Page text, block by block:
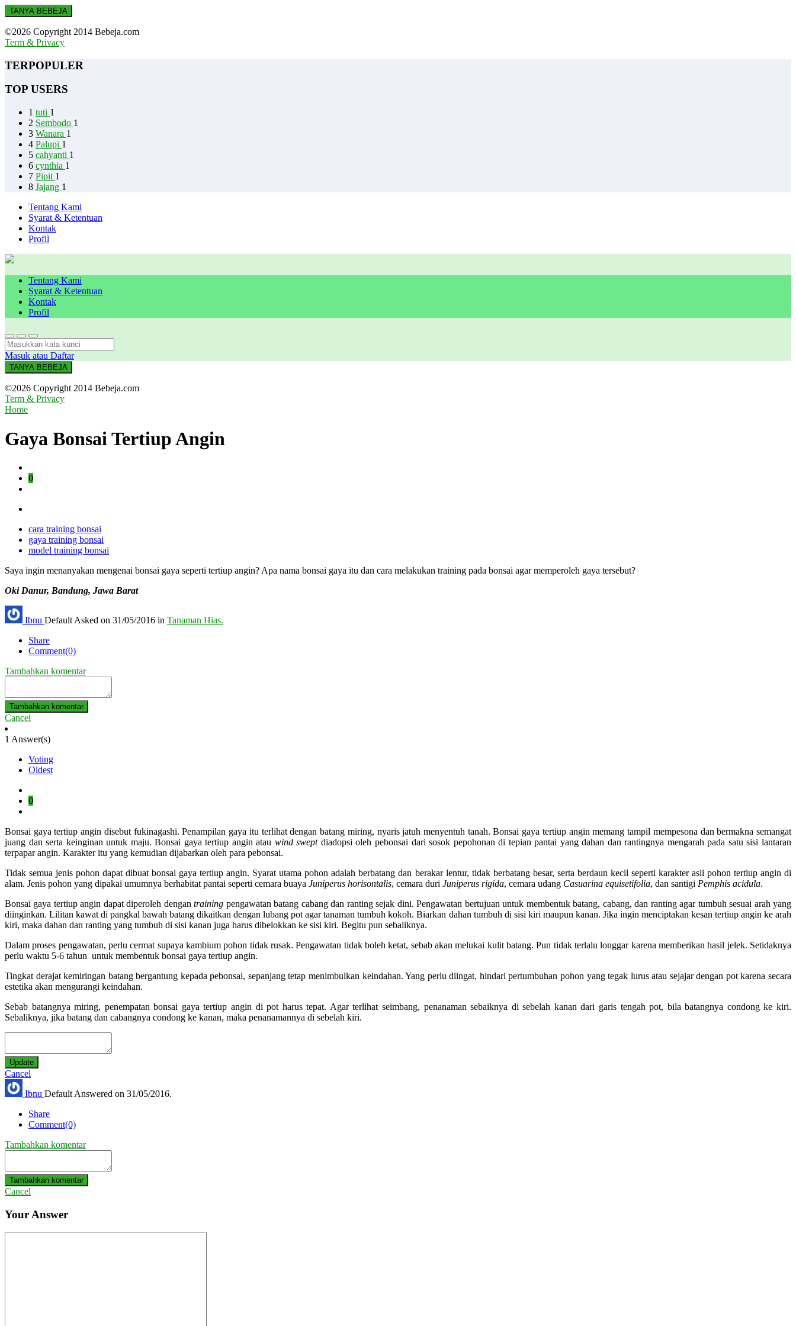
TANYA BEBEJA
©2026 Copyright 2014 Bebeja.com
Term & Privacy
TERPOPULER
TOP USERS
1 tuti 1
2 Sembodo 1
3 Wanara 1
4 Palupi 1
5 cahyanti 1
6 cynthia 1
7 Pipit 1
8 Jajang 1
Tentang Kami
Syarat & Ketentuan
Kontak
Profil
Tentang Kami
Syarat & Ketentuan
Kontak
Profil
Masuk atau Daftar
TANYA BEBEJA
©2026 Copyright 2014 Bebeja.com
Term & Privacy
Home
Gaya Bonsai Tertiup Angin
0
cara training bonsai
gaya training bonsai
model training bonsai
Saya ingin menanyakan mengenai bonsai gaya seperti tertiup angin? Apa nama bonsai gaya itu dan cara melakukan training pada bonsai agar memperoleh gaya tersebut?
Oki Danur, Bandung, Jawa Barat
Ibnu Default Asked on 31/05/2016 in Tanaman Hias.
Share
Comment(0)
Tambahkan komentar
Tambahkan komentar
Cancel
1 Answer(s)
Voting
Oldest
0
Bonsai gaya tertiup angin disebut fukinagashi. Penampilan gaya itu terlihat dengan batang miring, nyaris jatuh menyentuh tanah. Bonsai gaya tertiup angin memang tampil mempesona dan bermakna semangat
juang dan serta keinginan untuk maju. Bonsai gaya tertiup angin atau wind sweptdiadopsi oleh pebonsai dari sosok pepohonan di tepian pantai yang dahan dan rantingnya mengarah pada satu sisi lantaran
terpapar angin. Karakter itu yang kemudian dijabarkan oleh para pebonsai.
Tidak semua jenis pohon dapat dibuat bonsai gaya tertiup angin. Syarat utama pohon adalah berbatang dan berakar lentur, tidak berbatang besar, serta berdaun kecil seperti karakter asli pohon tertiup angin di
alam. Jenis pohon yang dipakai umumnya berhabitat pantai seperti cemara buaya Juniperus horisontalis, cemara duri Juniperus rigida, cemara udang Casuarina equisetifolia, dan santigi Pemphis acidula.
Bonsai gaya tertiup angin dapat diperoleh dengantraining pengawatan batang cabang dan ranting sejak dini. Pengawatan bertujuan untuk membentuk batang, cabang, dan ranting agar tumbuh sesuai arah yang
diinginkan. Lilitan kawat di pangkal bawah batang dikaitkan dengan lubang pot agar tanaman tumbuh kokoh. Biarkan dahan tumbuh di sisi kiri maupun kanan. Jika ingin menciptakan kesan tertiup angin ke arah
kiri, maka dahan dan ranting yang tumbuh di sisi kanan juga harus dibelokkan ke sisi kiri. Begitu pun sebaliknya.
Dalam proses pengawatan, perlu cermat supaya kambium pohon tidak rusak. Pengawatan tidak boleh ketat, sebab akan melukai kulit batang. Pun tidak terlalu longgar karena memberikan hasil jelek. Setidaknya
perlu waktu 5-6 tahun untuk membentuk bonsai gaya tertiup angin.
Tingkat derajat kemiringan batang bergantung kepada pebonsai, sepanjang tetap menimbulkan keindahan. Yang perlu diingat, hindari pertumbuhan pohon yang tegak lurus atau sejajar dengan pot karena secara
estetika akan mengurangi keindahan.
Sebab batangnya miring, penempatan bonsai gaya tertiup angin di pot harus tepat. Agar terlihat seimbang, penanaman sebaiknya di sebelah kanan dari garis tengah pot, bila batangnya condong ke kiri.
Sebaliknya, jika batang dan cabangnya condong ke kanan, maka penanamannya di sebelah kiri.
Update
Cancel
Ibnu Default Answered on 31/05/2016.
Share
Comment(0)
Tambahkan komentar
Tambahkan komentar
Cancel
Your Answer